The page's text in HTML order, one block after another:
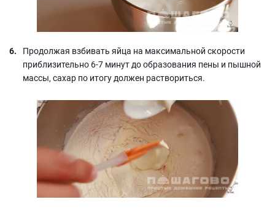
Продолжая взбивать яйца на максимальной скорости
приблизительно 6-7 минут до образования пены и пышной
массы, сахар по итогу должен раствориться.